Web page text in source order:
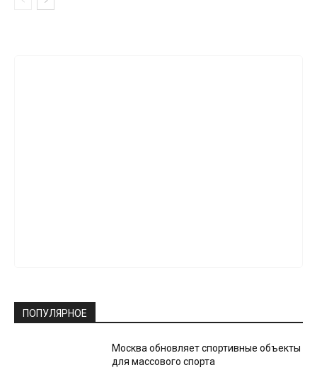
ПОПУЛЯРНОЕ
Москва обновляет спортивные объекты
для массового спорта